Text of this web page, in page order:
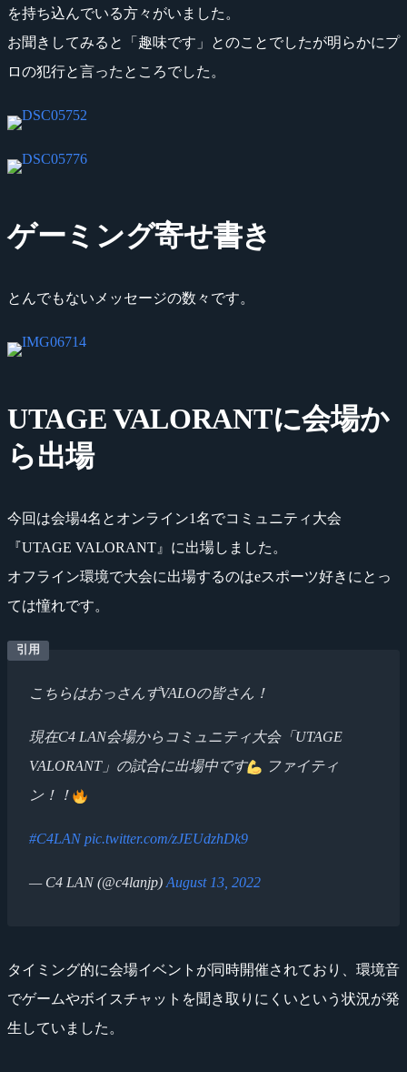
を持ち込んでいる方々がいました。
お聞きしてみると「趣味です」とのことでしたが明らかにプ
ロの犯行と言ったところでした。
ゲーミング寄せ書き
とんでもないメッセージの数々です。
UTAGE VALORANTに会場か
ら出場
今回は会場4名とオンライン1名でコミュニティ大会
『UTAGE VALORANT』に出場しました。
オフライン環境で大会に出場するのはeスポーツ好きにとっ
ては憧れです。
こちらはおっさんずVALOの皆さん！
現在C4 LAN会場からコミュニティ大会「UTAGE
VALORANT」の試合に出場中です
ファイティ
ン！！
#C4LAN pic.twitter.com/zJEUdzhDk9
— C4 LAN (@c4lanjp) August 13, 2022
タイミング的に会場イベントが同時開催されており、環境音
でゲームやボイスチャットを聞き取りにくいという状況が発
生していました。